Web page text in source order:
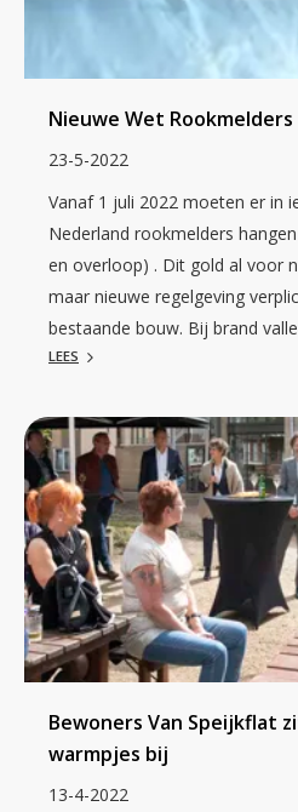
Nieuwe Wet Rookmelders
23-5-2022
Vanaf 1 juli 2022 moeten er in
Nederland rookmelders
en overloop) . Dit gold al voor
maar nieuwe regelgeving
bestaande bouw. Bij brand
LEES
Bewoners Van Speijkflat
warmpjes bij
13-4-2022